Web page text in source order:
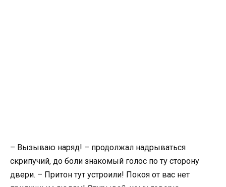
– Вызываю наряд! – продолжал надрываться
скрипучий, до боли знакомый голос по ту сторону
двери. – Притон тут устроили! Покоя от вас нет